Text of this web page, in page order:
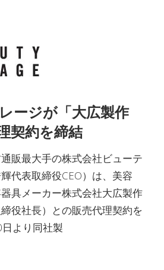
ージが「大広製作
契約を締結
販最大手の株式会社ビューテ
代表取締役CEO）は、美容
具メーカー株式会社大広製作
役社長）との販売代理契約を
より同社製